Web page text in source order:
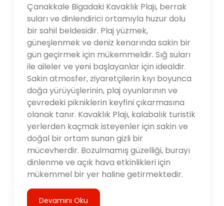
Çanakkale Bigadaki Kavaklık Plajı, berrak
suları ve dinlendirici ortamıyla huzur dolu
bir sahil beldesidir. Plaj yüzmek,
güneşlenmek ve deniz kenarında sakin bir
gün geçirmek için mükemmeldir. Sığ suları
ile aileler ve yeni başlayanlar için idealdir.
Sakin atmosfer, ziyaretçilerin kıyı boyunca
doğa yürüyüşlerinin, plaj oyunlarının ve
çevredeki pikniklerin keyfini çıkarmasına
olanak tanır. Kavaklık Plajı, kalabalık turistik
yerlerden kaçmak isteyenler için sakin ve
doğal bir ortam sunan gizli bir
mücevherdir. Bozulmamış güzelliği, burayı
dinlenme ve açık hava etkinlikleri için
mükemmel bir yer haline getirmektedir.
Devamını Oku